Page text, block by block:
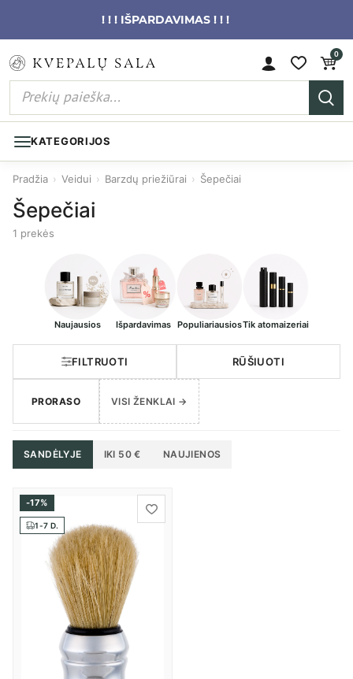
! ! ! IŠPARDAVIMAS ! ! !
0
KATEGORIJOS
Pradžia › Veidui › Barzdų priežiūrai › Šepečiai
Šepečiai
1 prekės
Naujausios Išpardavimas PopuliariausiosTik atomaizeriai
FILTRUOTI
PRORASO VISI ŽENKLAI →
RŪŠIUOTI
SANDĖLYJE IKI 50 € NAUJIENOS
-17%
1-7 D.